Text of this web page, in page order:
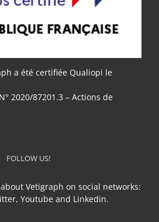
a été certifiée Qualiopi le
2020/87201.3 – Actions de
FOLLOW US!
Vetigraph on social networks:
Youtube and Linkedin.